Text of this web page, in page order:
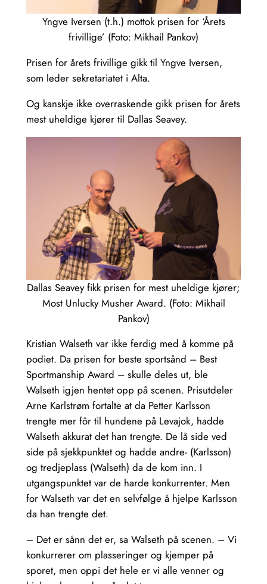
Yngve Iversen (t.h.) mottok prisen for ‘Årets
frivillige’ (Foto: Mikhail Pankov)
Prisen for årets frivillige gikk til Yngve Iversen,
som leder sekretariatet i Alta.
Og kanskje ikke overraskende gikk prisen for årets
mest uheldige kjører til Dallas Seavey.
Dallas Seavey fikk prisen for mest uheldige kjører;
Most Unlucky Musher Award. (Foto: Mikhail
Pankov)
Kristian Walseth var ikke ferdig med å komme på
podiet. Da prisen for beste sportsånd – Best
Sportmanship Award – skulle deles ut, ble
Walseth igjen hentet opp på scenen. Prisutdeler
Arne Karlstrøm fortalte at da Petter Karlsson
trengte mer fôr til hundene på Levajok, hadde
Walseth akkurat det han trengte. De lå side ved
side på sjekkpunktet og hadde andre- (Karlsson)
og tredjeplass (Walseth) da de kom inn. I
utgangspunktet var de harde konkurrenter. Men
for Walseth var det en selvfølge å hjelpe Karlsson
da han trengte det.
– Det er sånn det er, sa Walseth på scenen. – Vi
konkurrerer om plasseringer og kjemper på
sporet, men oppi det hele er vi alle venner og